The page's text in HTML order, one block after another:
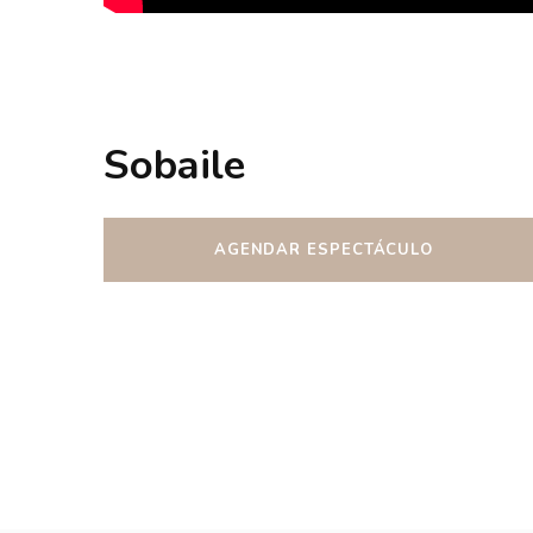
Sobaile
AGENDAR ESPECTÁCULO